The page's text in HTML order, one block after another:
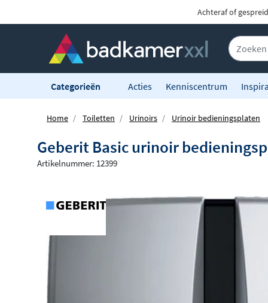
Achteraf of
Categorieën Acties Kenniscentrum
Home Toiletten Urinoirs Urinoir bedieningsplaten
Geberit Basic urinoir
Artikelnummer: 12399